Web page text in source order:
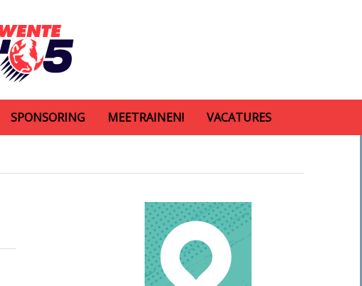
SPONSORING MEETRAINEN! VACATURES